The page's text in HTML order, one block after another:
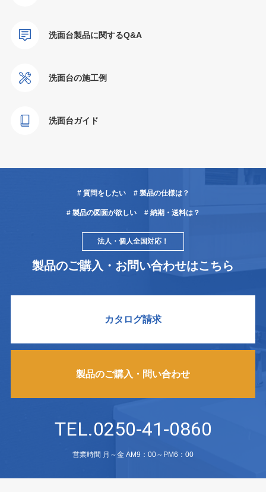
洗面台製品に関するQ&A
洗面台の施工例
洗面台ガイド
# 質問をしたい # 製品の仕様は？
# 製品の図面が欲しい # 納期・送料は？
法人・個人全国対応！
製品のご購入・お問い合わせはこちら
カタログ請求
製品のご購入・問い合わせ
TEL.0250-41-0860
営業時間 月～金 AM9：00～PM6：00